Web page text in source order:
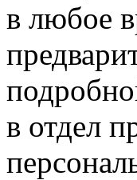
в любое
в отдел